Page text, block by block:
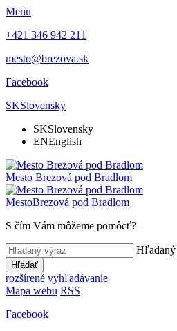
Menu
+421 346 942 211
mesto@brezova.sk
Facebook
SKSlovensky
SKSlovensky
ENEnglish
Mesto Brezová pod Bradlom
MestoBrezová pod Bradlom
S čím Vám môžeme pomôcť?
Hľadaný
Hľadať
rozšírené vyhľadávanie
Mapa webu RSS
Facebook